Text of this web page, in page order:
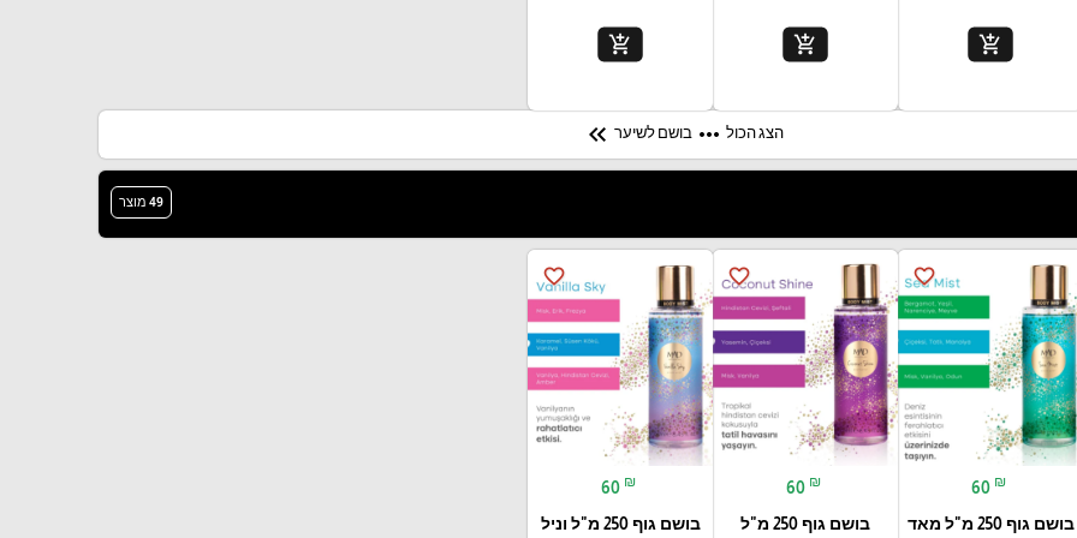
add_shopping_cart
add_shopping_cart
add_shopping_cart
הצג הכול more_horiz בושם לשיער keyboard_double_arrow_left
49 מוצר
favorite_border
60 ₪
בושם גוף 250 מ"ל מאד
favorite_border
60 ₪
בושם גוף 250 מ"ל
favorite_border
60 ₪
בושם גוף 250 מ"ל וניל